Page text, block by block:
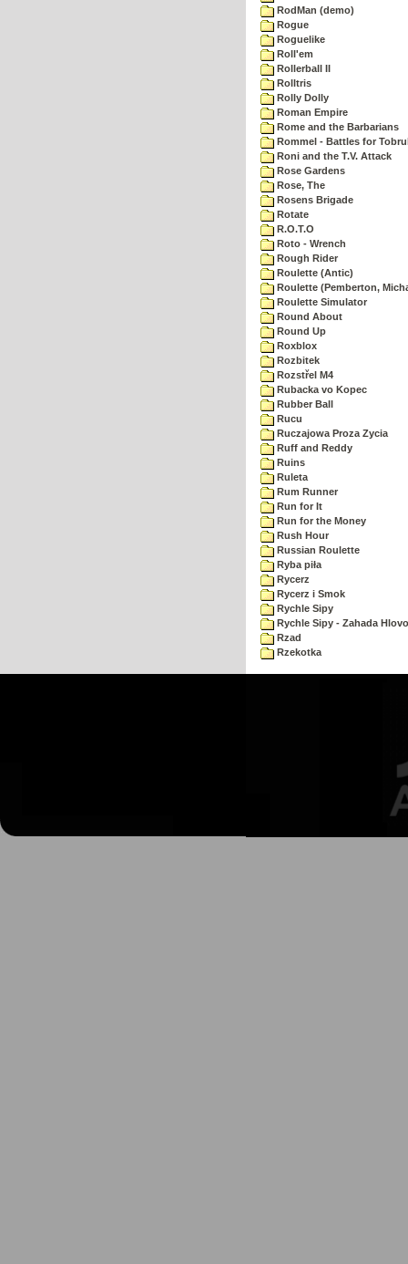
RodMan (demo)
Rogue
Roguelike
Roll'em
Rollerball II
Rolltris
Rolly Dolly
Roman Empire
Rome and the Barbarians
Rommel - Battles for
Roni and the T.V. Attack
Rose Gardens
Rose, The
Rosens Brigade
Rotate
R.O.T.O
Roto - Wrench
Rough Rider
Roulette (Antic)
Roulette (Pemberton,
Roulette Simulator
Round About
Round Up
Roxblox
Rozbitek
Rozstřel M4
Rubacka vo Kopec
Rubber Ball
Rucu
Ruczajowa Proza Zycia
Ruff and Reddy
Ruins
Ruleta
Rum Runner
Run for It
Run for the Money
Rush Hour
Russian Roulette
Ryba piła
Rycerz
Rycerz i Smok
Rychle Sipy
Rychle Sipy - Zahada
Rzad
Rzekotka